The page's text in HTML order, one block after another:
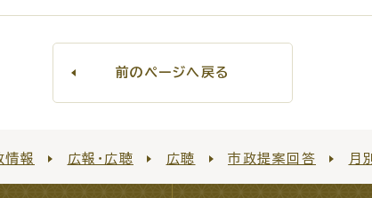
前のページへ戻る
情報 広報・広聴 広聴 市政提案回答 月